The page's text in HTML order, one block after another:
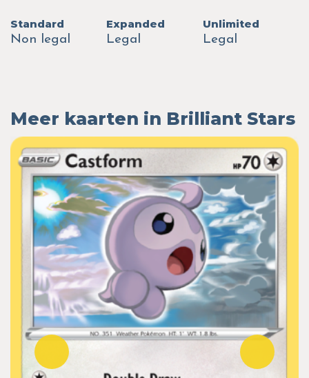
Standard
Non legal
Expanded
Legal
Unlimited
Legal
Meer kaarten in Brilliant Stars